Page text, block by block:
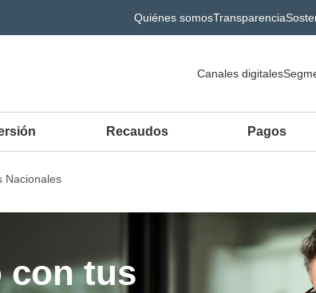
Quiénes somosTransparencia
Canales digitales
Recaudos Pagos
Nacionales
con tus